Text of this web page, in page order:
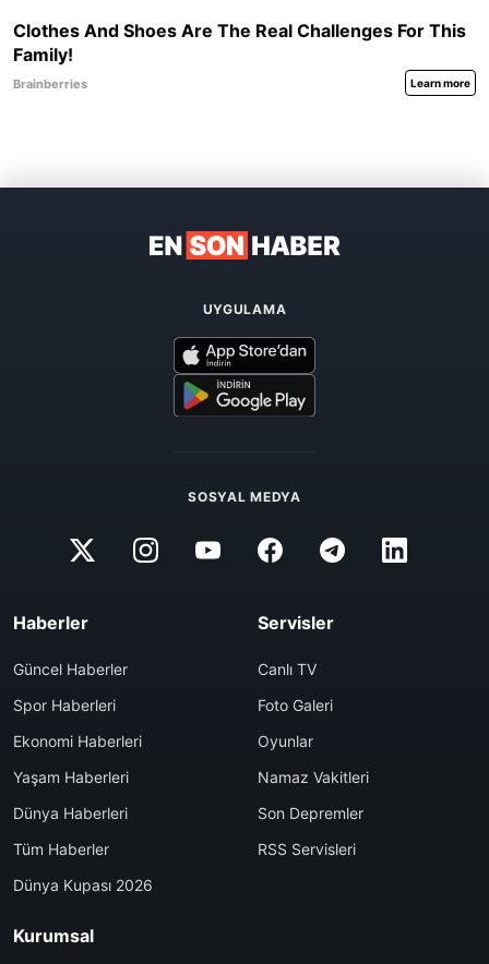
UYGULAMA
SOSYAL MEDYA
Haberler
Güncel Haberler
Spor Haberleri
Ekonomi Haberleri
Yaşam Haberleri
Dünya Haberleri
Tüm Haberler
Dünya Kupası 2026
Servisler
Canlı TV
Foto Galeri
Oyunlar
Namaz Vakitleri
Son Depremler
RSS Servisleri
Kurumsal